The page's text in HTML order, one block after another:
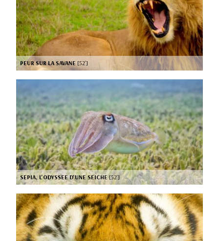
PEUR SUR LA SAVANE [52’]
SEPIA, L'ODYSSEE D'UNE SEICHE[52’]